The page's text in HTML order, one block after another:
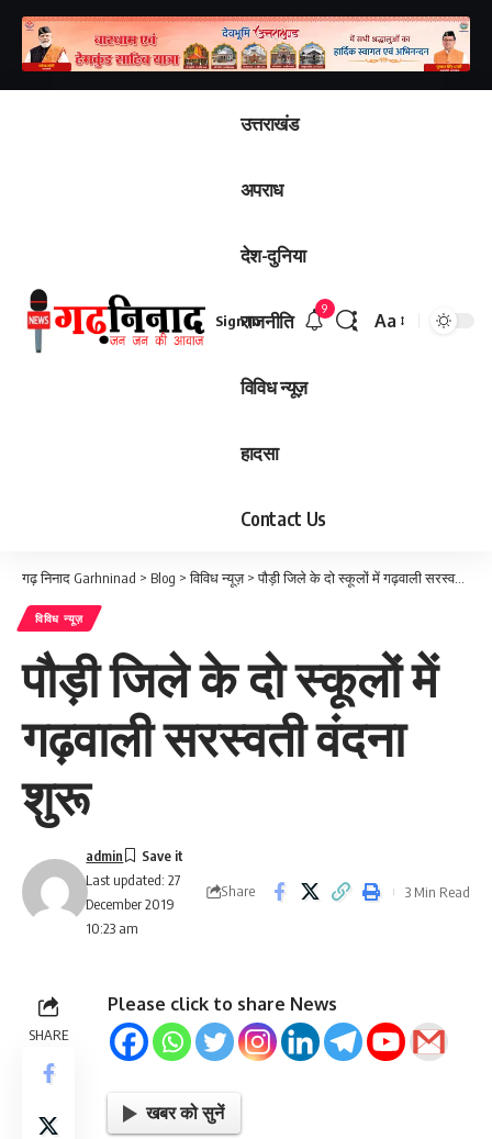
उत्तराखंड
अपराध
देश-दुनिया
राजनीति
विविध न्यूज़
हादसा
Contact Us
Sign In
9
Aa
गढ़ निनाद Garhninad > Blog >विविध न्यूज़>पौड़ी जिले के दो स्कूलों में गढ़वाली सरस्वती वंदना शुरू
विविध न्यूज़
पौड़ी जिले के दो स्कूलों में
गढ़वाली सरस्वती वंदना
शुरू
Last updated: 27
December 2019
10:23 am
admin
Share 3 Min Read
SHARE
Please click to share News
खबर को सुनें